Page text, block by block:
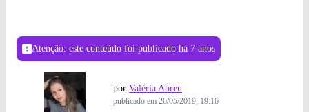
Atenção: este conteúdo foi publicado há 7 anos
por Valéria Abreu
publicado em 26/05/2019, 19:16